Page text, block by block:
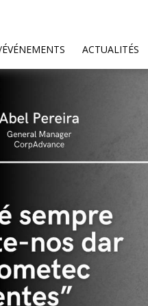
ACTUALITÉS